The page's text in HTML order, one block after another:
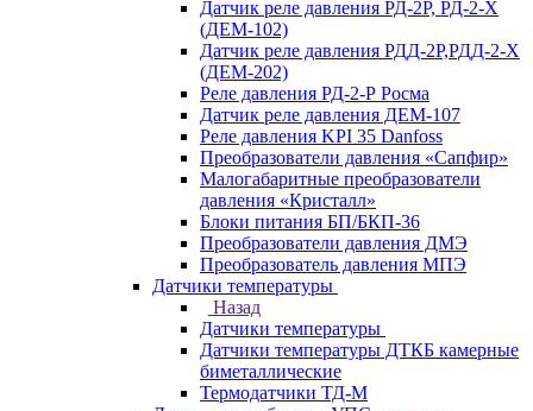
Датчик реле давления РД-2Р, РД-2-Х
(ДЕМ-102)
Датчик реле давления РДД-2Р,РДД-2-Х
(ДЕМ-202)
Реле давления РД-2-Р Росма
Датчик реле давления ДЕМ-107
Реле давления KPI 35 Danfoss
Преобразователи давления «Сапфир»
Малогабаритные преобразователи
давления «Кристалл»
Блоки питания БП/БКП-36
Преобразователи давления ДМЭ
Преобразователь давления МПЭ
Датчики температуры
Назад
Датчики температуры
Датчики температуры ДТКБ камерные
биметаллические
Термодатчики ТД-М